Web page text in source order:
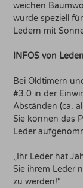
weichen
wurde speziell
Ledern mit
INFOS von
Bei Oldtimern
#3.0 in der
Abständen (ca.
Sie können das
Leder
„Ihr Leder hat
Sie ihrem Leder
zu werden!“